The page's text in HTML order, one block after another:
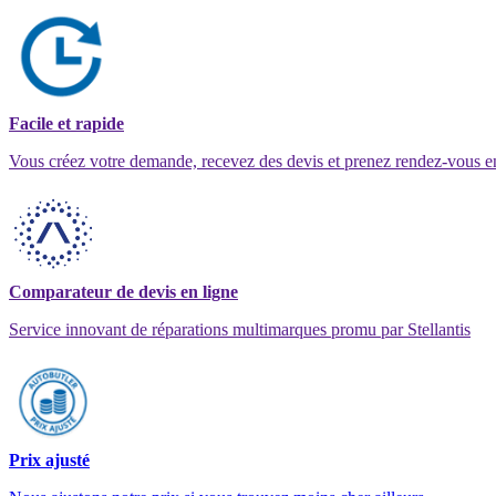
Facile et rapide
Vous créez votre demande, recevez des devis et prenez rendez-vous
Comparateur de devis en ligne
Service innovant de réparations multimarques promu par Stellantis
Prix ajusté